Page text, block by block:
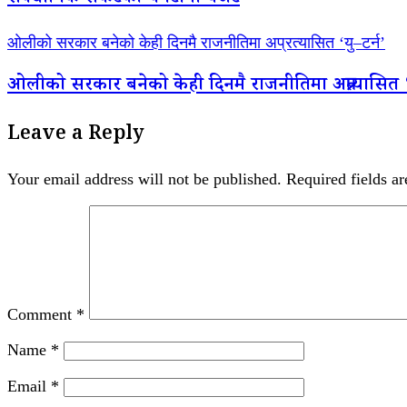
ओलीको सरकार बनेको केही दिनमै राजनीतिमा अप्रत्यासित ‘यु–टर्न’
ओलीको सरकार बनेको केही दिनमै राजनीतिमा अप्रत्यासित
Leave a Reply
Your email address will not be published. Required fields
Comment *
Name *
Email *